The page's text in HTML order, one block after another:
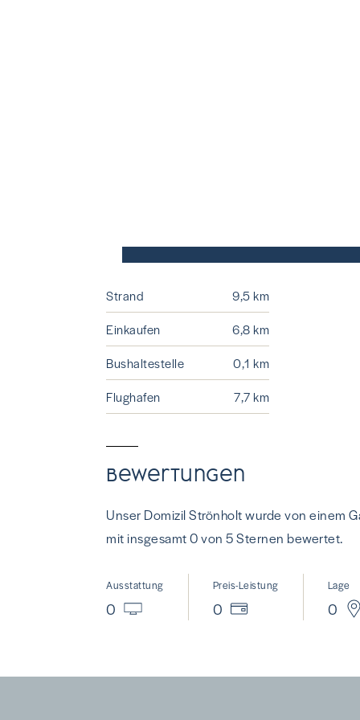
Strand
9,5 km
Einkaufen
6,8 km
Bushaltestelle
0,1 km
Flughafen
7,7 km
Bewertungen
Unser Domizil Strönholt wurde von einem
mit insgesamt 0 von 5 Sternen bewertet.
Ausstattung
0
Preis-Leistung
0
Lage
0